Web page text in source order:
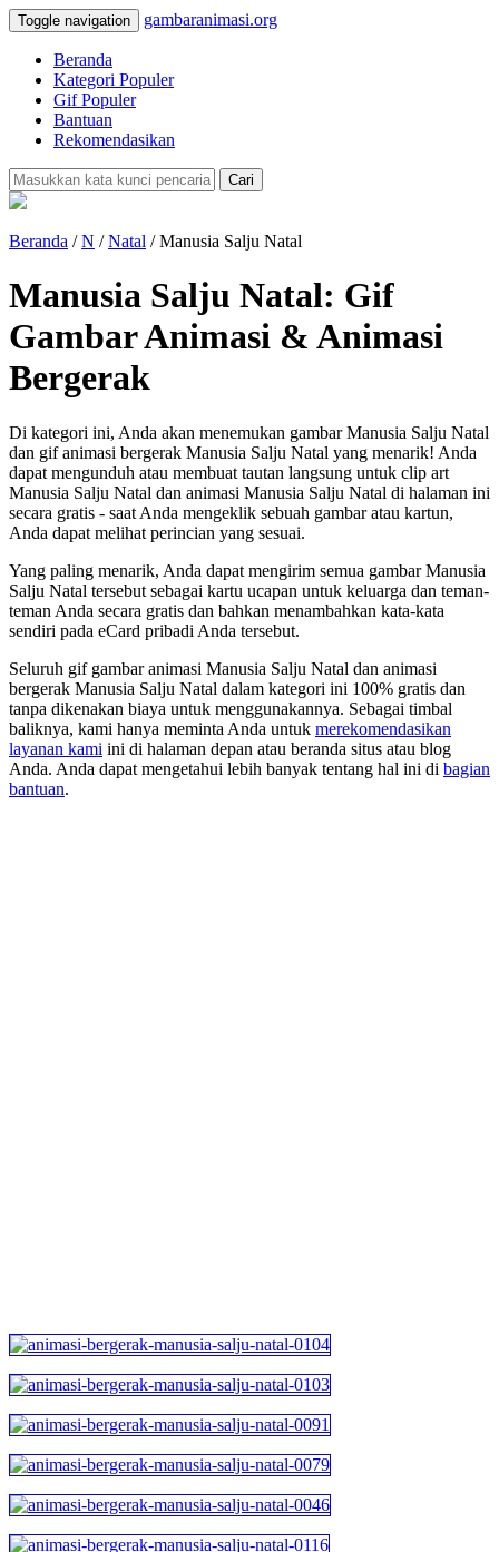
Toggle navigation gambaranimasi.org
Beranda
Kategori Populer
Gif Populer
Bantuan
Rekomendasikan
Cari
Beranda /N /Natal / Manusia Salju Natal
Manusia Salju Natal: Gif
Gambar Animasi & Animasi
Bergerak
Di kategori ini, Anda akan menemukan gambar Manusia Salju Natal
dan gif animasi bergerak Manusia Salju Natal yang menarik! Anda
dapat mengunduh atau membuat tautan langsung untuk clip art
Manusia Salju Natal dan animasi Manusia Salju Natal di halaman ini
secara gratis - saat Anda mengeklik sebuah gambar atau kartun,
Anda dapat melihat perincian yang sesuai.
Yang paling menarik, Anda dapat mengirim semua gambar Manusia
Salju Natal tersebut sebagai kartu ucapan untuk keluarga dan teman-
teman Anda secara gratis dan bahkan menambahkan kata-kata
sendiri pada eCard pribadi Anda tersebut.
Seluruh gif gambar animasi Manusia Salju Natal dan animasi
bergerak Manusia Salju Natal dalam kategori ini 100% gratis dan
tanpa dikenakan biaya untuk menggunakannya. Sebagai timbal
baliknya, kami hanya meminta Anda untuk merekomendasikan
layanan kami ini di halaman depan atau beranda situs atau blog
Anda. Anda dapat mengetahui lebih banyak tentang hal ini di bagian
bantuan.